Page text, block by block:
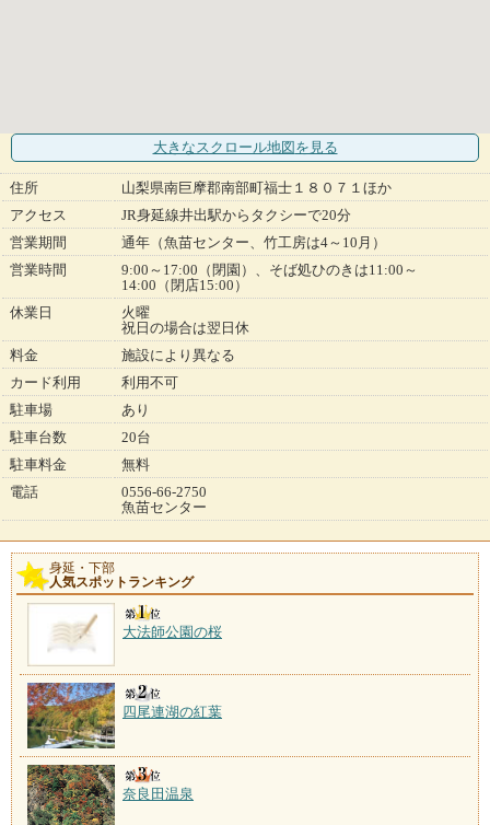
大きなスクロール地図 を見る
住所
山梨県南巨摩郡南部町福士１８０７１ほか
アクセス
JR身延線井出駅からタクシーで20分
営業期間
通年（魚苗センター、竹工房は4～10月）
営業時間
9:00～17:00（閉園）、そば処ひのきは11:00～
14:00（閉店15:00）
休業日
火曜
祝日の場合は翌日休
料金
施設により異なる
カード利用
利用不可
駐車場
あり
駐車台数
20台
駐車料金
無料
電話
0556-66-2750
魚苗センター
身延・下部
人気スポットランキング
大法師公園の桜
四尾連湖の紅葉
奈良田温泉